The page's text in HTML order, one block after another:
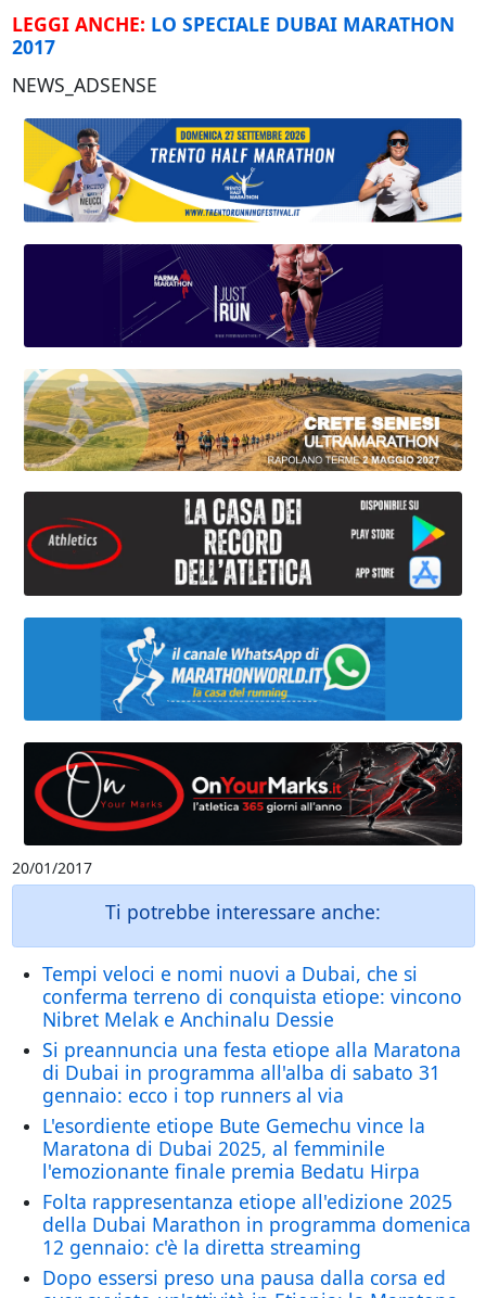
LEGGI ANCHE: LO SPECIALE DUBAI MARATHON
2017
NEWS_ADSENSE
20/01/2017
Ti potrebbe interessare anche:
Tempi veloci e nomi nuovi a Dubai, che si
conferma terreno di conquista etiope: vincono
Nibret Melak e Anchinalu Dessie
Si preannuncia una festa etiope alla Maratona
di Dubai in programma all'alba di sabato 31
gennaio: ecco i top runners al via
L'esordiente etiope Bute Gemechu vince la
Maratona di Dubai 2025, al femminile
l'emozionante finale premia Bedatu Hirpa
Folta rappresentanza etiope all'edizione 2025
della Dubai Marathon in programma domenica
12 gennaio: c'è la diretta streaming
Dopo essersi preso una pausa dalla corsa ed